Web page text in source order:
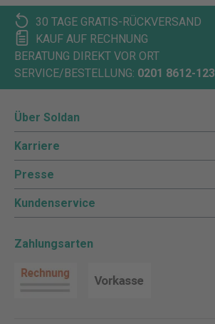
30 TAGE GRATIS-RÜCKVERSAND
KAUF AUF RECHNUNG
BERATUNG DIREKT VOR ORT
SERVICE/BESTELLUNG: 0201 8612-123
Über Soldan
Karriere
Presse
Kundenservice
Zahlungsarten